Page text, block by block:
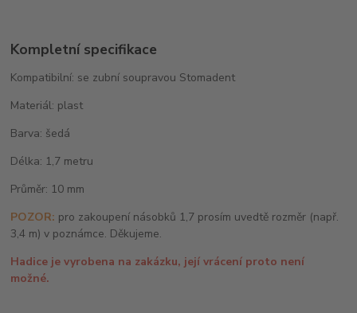
Kompletní specifikace
Kompatibilní: se zubní soupravou Stomadent
Materiál: plast
Barva: šedá
Délka: 1,7 metru
Průměr: 10 mm
POZOR: pro zakoupení násobků 1,7 prosím uvedtě rozměr (např.
3,4 m) v poznámce. Děkujeme.
Hadice je vyrobena na zakázku, její vrácení proto není
možné.